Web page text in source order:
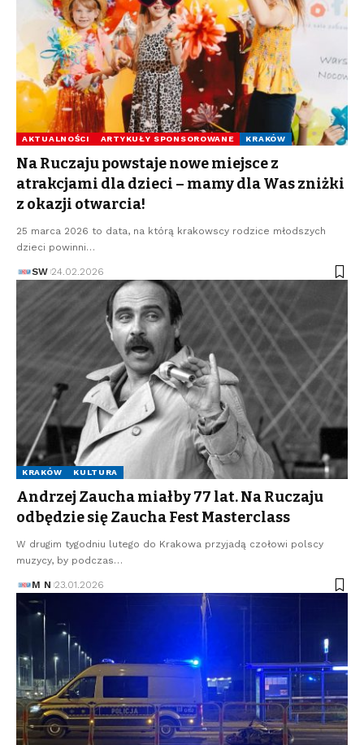
AKTUALNOŚCI ARTYKUŁY SPONSOROWANE KRAKÓW
Na Ruczaju powstaje nowe miejsce z
atrakcjami dla dzieci – mamy dla Was zniżki
z okazji otwarcia!
25 marca 2026 to data, na którą krakowscy rodzice młodszych
dzieci powinni…
SW 24.02.2026
KRAKÓW KULTURA
Andrzej Zaucha miałby 77 lat. Na Ruczaju
odbędzie się Zaucha Fest Masterclass
W drugim tygodniu lutego do Krakowa przyjadą czołowi polscy
muzycy, by podczas…
M N 23.01.2026